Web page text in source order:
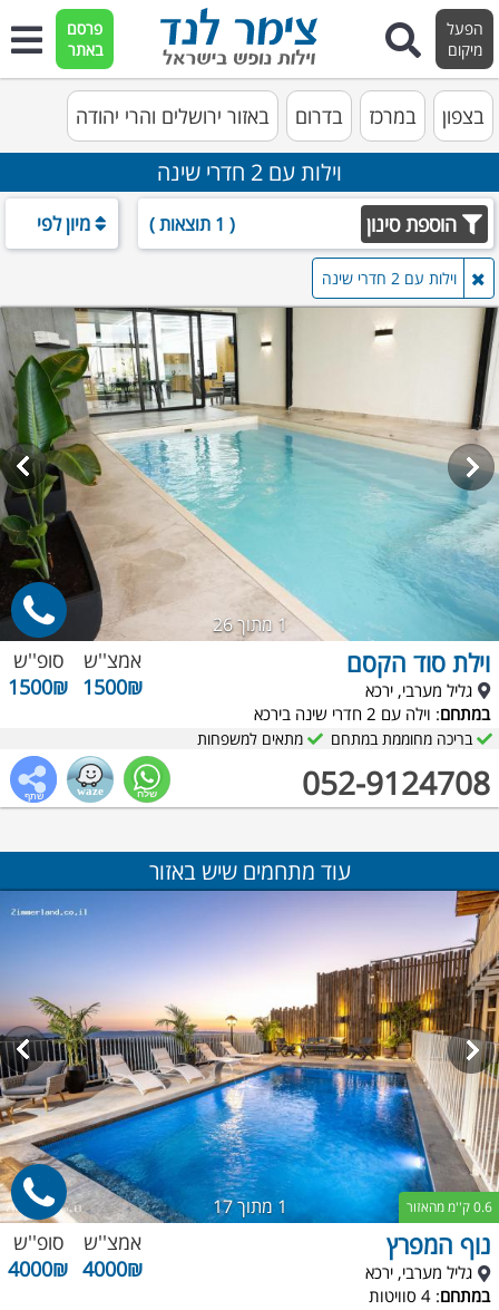
הפעל
מיקום
פרסם
באתר
בצפון במרכז בדרום באזור ירושלים והרי יהודה
וילות עם 2 חדרי שינה
הוספת סינון ( 1 תוצאות ) מיון לפי
וילות עם 2 חדרי שינה
1 מתוך 26
וילת סוד הקסם
גליל מערבי, ירכא
במתחם: וילה עם 2 חדרי שינה בירכא
052-9124708
אמצ''ש
1500₪
סופ''ש
1500₪
בריכה מחוממת במתחם מתאים למשפחות
עוד מתחמים שיש באזור
1 מתוך 17 0.6 ק''מ מהאזור
נוף המפרץ
גליל מערבי, ירכא
במתחם: 4 סוויטות
אמצ''ש
4000₪
סופ''ש
4000₪